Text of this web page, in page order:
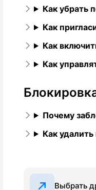
Как убрать
Как
Как
Как
Почему
Как удалить
Выбрать